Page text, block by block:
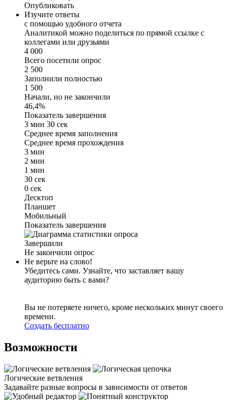
Опубликовать
Изучите ответы
с помощью удобного отчета
Аналитикой можно поделиться по прямой ссылке с
коллегами или друзьями
4 000
Всего посетили опрос
2 500
Заполнили полностью
1 500
Начали, но не закончили
46,4%
Показатель завершения
3 мин 30 сек
Среднее время заполнения
Cреднее время прохождения
3 мин
2 мин
1 мин
30 сек
0 сек
Десктоп
Планшет
Мобильный
Показатель завершения
Завершили
Не закончили опрос
Не верьте на слово!
Убедитесь сами. Узнайте, что заставляет вашу
аудиторию быть с вами?
Вы не потеряете ничего, кроме нескольких минут своего
времени.
Создать бесплатно
Возможности
Логические ветвления
Задавайте разные вопросы в зависимости от ответов